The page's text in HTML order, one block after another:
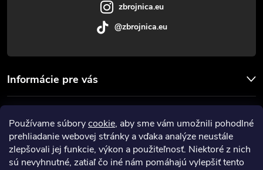
Používame súborycookie, aby sme vám umožnili pohodlné
prehliadanie webovej stránky a vďaka analýze neustále
zlepšovali jej funkcie, výkon a použiteľnosť. Niektoré z nich
sú nevyhnutné, zatiaľ čo iné nám pomáhajú vylepšiť tento
Informácie pre vás
Prijímame online platby
zbrojnica.eu
@zbrojnica.eu